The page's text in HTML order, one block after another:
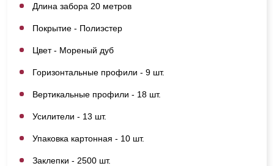
Длина забора 20 метров
Покрытие - Полиэстер
Цвет - Мореный дуб
Горизонтальные профили - 9 шт.
Вертикальные профили - 18 шт.
Усилители - 13 шт.
Упаковка картонная - 10 шт.
Заклепки - 2500 шт.